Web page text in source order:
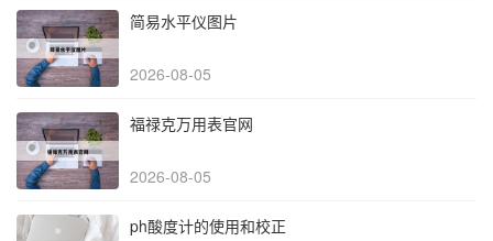
简易水平仪图片
2026-08-05
福禄克万用表官网
2026-08-05
ph酸度计的使用和校正